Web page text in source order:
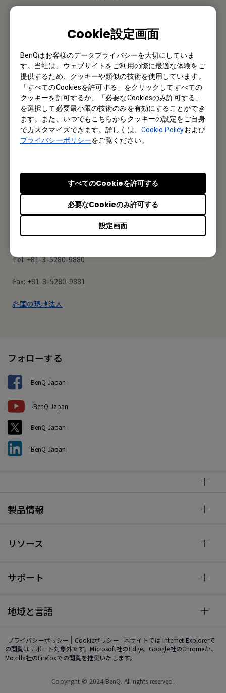
Cookie設定画面
BenQはお客様のデータプライバシーを大切にしていま
す。当社は、ウェブサイトをご利用の際に最適な体験をご
提供するため、クッキーや類似の技術を使用しています。
「すべてのCookiesを許可する」をクリックしてすべての
クッキーを許可するか、「必要なCookiesのみ許可する」
を選択して必要最小限の技術のみを有効にすることができ
ます。また、いつでもこちらからクッキーの設定をご自身
でカスタマイズできます。詳しくは、 Cookie Policyおよび
プライバシーポリシーをご覧ください。
設定画面
必要なCookieのみ許可する
すべてのCookieを許可する
お問い合わせ
メルマガ登録
製品情報や活用事例、特典情報などを配信中です。
登録する
オフィス所在地
ベンキュー ジャパン株式会社
東京都千代田区内神田1丁目14-5 NK内神田ビル8階
Tel: +81-3-5280-9880
Fax: +81-3-5280-9881
各国の現地法人
フォローする
BenQ Japan
BenQ Japan
BenQ Japan
BenQ Japan
製品情報
リソース
サポート
地域と言語
プライバシーポリシー Cookieポリシー
本サイトでは Internet Explorerで
の閲覧はサポート対象外です。Microsoft社のEdge、Google社のChromeか、
Mozilla社のFirefoxでの閲覧を推奨いたします。
Copyright © 2024 BenQ. All rights reserved.